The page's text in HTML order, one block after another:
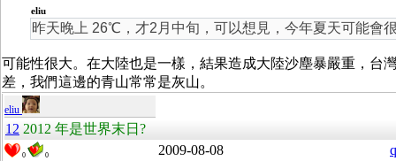
eliu
昨天晚上 26℃，才2月中旬，可以想見，今年夏天可能會
可能性很大。在大陸也是一樣，結果造成大陸沙塵暴嚴重，台
差，我們這邊的青山常常是灰山。
eliu
12 2012 年是世界末日?
0 0 2009-08-08